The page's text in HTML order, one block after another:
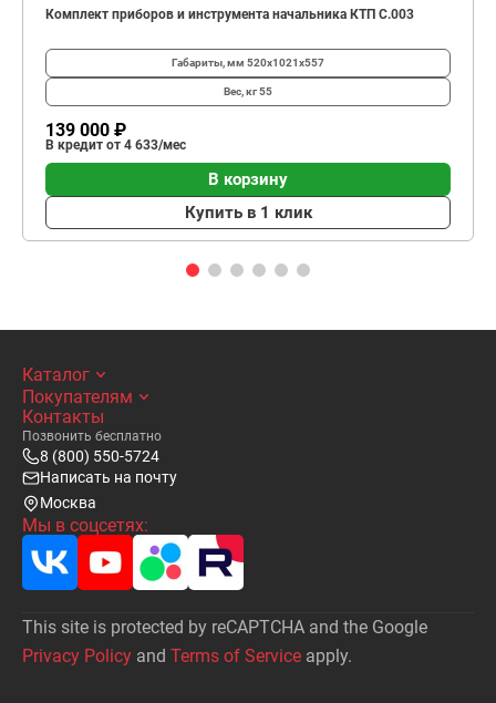
Комплект приборов и инструмента начальника КТП C.003
Габариты, мм 520х1021х557
Вес, кг55
139 000 ₽
В кредит от 4 633/мес
В корзину
Купить в 1 клик
Каталог
Покупателям
Контакты
Позвонить бесплатно
8 (800) 550-5724
Написать на почту
Москва
Мы в соцсетях:
This site is protected by reCAPTCHA and the Google
Privacy Policy and Terms of Service apply.